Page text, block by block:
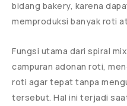
bidang bakery, karena
memproduksi banyak roti
Fungsi utama dari spiral
campuran adonan roti,
roti agar tepat tanpa
tersebut. Hal ini terjadi